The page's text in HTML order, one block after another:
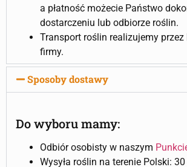
a płatność możecie Państwo
dostarczeniu lub odbiorze roślin.
Transport roślin realizujemy przez
firmy.
Sposoby dostawy
Do wyboru mamy:
Odbiór osobisty w naszym
Wysyła roślin na terenie Polski: 30